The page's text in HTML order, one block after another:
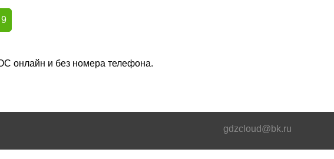
9
онлайн и без номера телефона.
gdzcloud@bk.ru